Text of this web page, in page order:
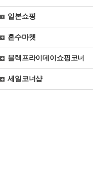
일본쇼핑
혼수마켓
블랙프라이데이쇼핑코너
세일코너샵